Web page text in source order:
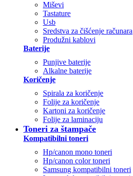
Miševi
Tastature
Usb
Sredstva za čišćenje računara
Produžni kablovi
Baterije
Punjive baterije
Alkalne baterije
Koričenje
Spirala za koričenje
Folije za koričenje
Kartoni za koričenje
Folije za laminaciju
Toneri za štampače
Kompatibilni toneri
Hp/canon mono toneri
Hp/canon color toneri
Samsung kompatibilni toneri